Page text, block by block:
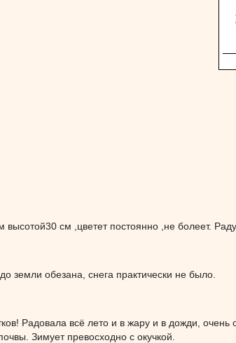
см ,цветет постоянно ,не болеет.
земли обезана, снега практически не было.
Радовала всё лето и в жару и в дожди,
Зимует превосходно с окучкой.